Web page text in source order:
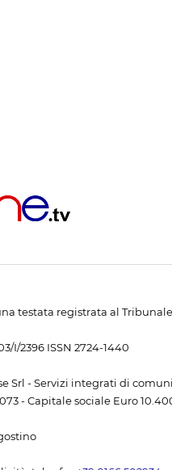
testata registrata al
I/2396 ISSN 2724-1440
Srl - Servizi integrati di
- Capitale sociale Euro